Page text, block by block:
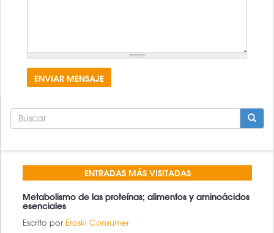
ENVIAR MENSAJE
FORMULARIO
DE
ENTRADAS MÁS VISITADAS
Metabolismo de las proteínas; alimentos y aminoácidos
esenciales
Escrito por Eroski Consumer